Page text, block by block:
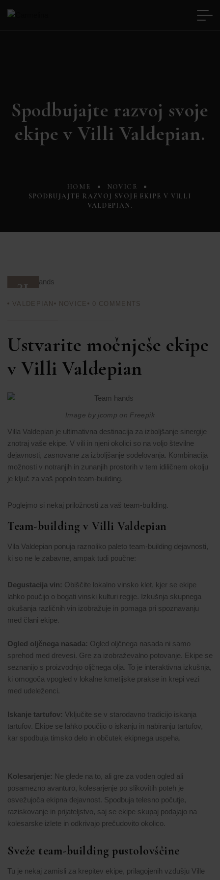
Spodbujajte razvoj svoje
ekipe v Villi Valdepian.
HOME
NOVICE
SPODBUJAJTE RAZVOJ SVOJE EKIPE V VILLI
VALDEPIAN.
31
VALDEPIAN NOVICE 0 COMMENTS
Ustvarite močnješe ekipe
v Villi Valdepian
Image by jcomp on Freepik
Villa Valdepian je ultimativna destinacija za izboljšanje sinergije
znotraj vaše ekipe. V vili in njeni okolici so na voljo številne
dejavnosti, zasnovane za izboljšanje sodelovanja. Kombinacija
možnosti v notranjih in zunanjih prostorih v tem idiličnem okolju
je ključ za vaš popoln team-building.
Poglejmo si nekaj priložnosti za vaš team-building.
Team-building v Villi Valdepian
Vila Valdepian ponuja raznoliko paleto team-building dejavnosti,
ki so ne le zabavne, ampak tudi poučne:
Degustacija vin: Obiščite lokalno vinsko klet, kjer se ekipe
lahko poučijo o bogati vinski kulturi regije. Izkušnja skupnega
okušanja različnih vin izobražuje in pomaga pri spoznavanju
med člani ekipe.
Ogled oljčnega nasada: Ogled oljčnega nasada ni samo
sprehod med drevesi. Gre za izobraževalno potovanje. Ekipe se
seznanijo s proizvodnjo oljčnega olja. To je interaktivna izkušnja,
ki omogoča vpogled v lokalne kmetijske prakse in krepi vezi
med udeleženci.
Iskanje tartufov: Vključite se v starodavno tradicijo iskanja
tartufov. Ekipe se lahko poučijo o iskanju in nabiranju tartufov,
kar spodbuja timsko delo in občutek ekipnega uspeha.
Kolesarjenje: Ne glede na to, ali gre za voden ogled ali
posamezno avanturo, kolesarjenje po slikovitih poteh je
osvežujoča ekipna dejavnost. Spodbuja telesno počutje,
raziskovanje in prijateljstvo, saj se ekipe skupaj podajajo na
kolesarske izlete in odkrivajo prečudovito okolico.
Sveže team-building pustolovščine
Tu je nekaj zamisli za krepitev ekipe, prilagojenih vzdušju Ville